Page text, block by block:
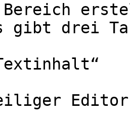
gibt drei